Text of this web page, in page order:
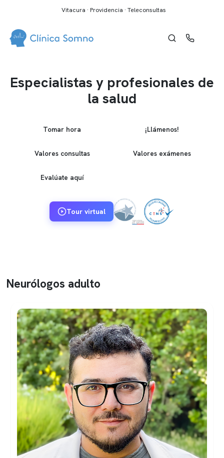
Vitacura · Providencia · Teleconsultas
Especialistas y profesionales de
la salud
Tomar hora ¡Llámenos!
Valores consultas Valores exámenes
Evalúate aquí
Tour virtual
Neurólogos adulto